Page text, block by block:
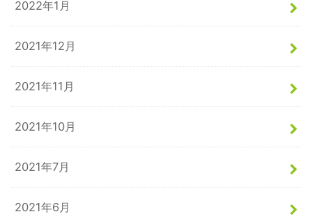
2022年1月
2021年12月
2021年11月
2021年10月
2021年7月
2021年6月